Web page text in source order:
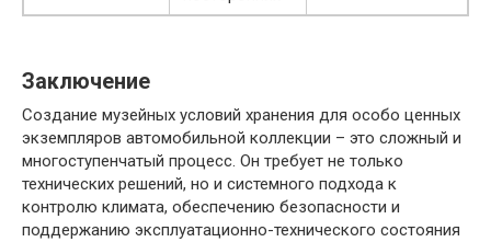
Заключение
Создание музейных условий хранения для особо ценных
экземпляров автомобильной коллекции – это сложный и
многоступенчатый процесс. Он требует не только
технических решений, но и системного подхода к
контролю климата, обеспечению безопасности и
поддержанию эксплуатационно-технического состояния